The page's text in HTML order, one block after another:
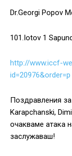
Dr.Georgi Popov
101.Iotov 1
http://www.iccf-
id=20976&order=p
Поздравления
Karapchanski,
очакваме атака
заслужаваш!